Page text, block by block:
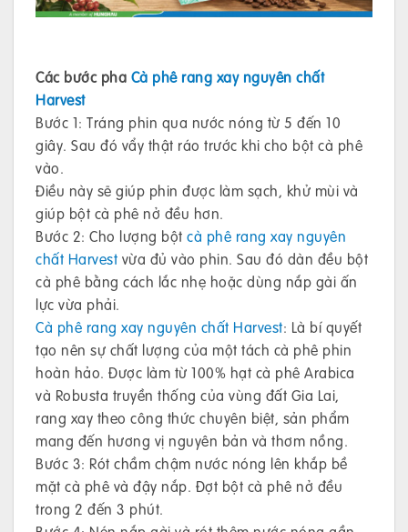
Các bước pha Cà phê rang xay nguyên chất
Harvest
Bước 1: Tráng phin qua nước nóng từ 5 đến 10
giây. Sau đó vẩy thật ráo trước khi cho bột cà phê
vào.
Điều này sẽ giúp phin được làm sạch, khử mùi và
giúp bột cà phê nở đều hơn.
Bước 2: Cho lượng bột cà phê rang xay nguyên
chất Harvest vừa đủ vào phin. Sau đó dàn đều bột
cà phê bằng cách lắc nhẹ hoặc dùng nắp gài ấn
lực vừa phải.
Cà phê rang xay nguyên chất Harvest: Là bí quyết
tạo nên sự chất lượng của một tách cà phê phin
hoàn hảo. Được làm từ 100% hạt cà phê Arabica
và Robusta truyền thống của vùng đất Gia Lai,
rang xay theo công thức chuyên biệt, sản phẩm
mang đến hương vị nguyên bản và thơm nồng.
Bước 3: Rót chầm chậm nước nóng lên khắp bề
mặt cà phê và đậy nắp. Đợt bột cà phê nở đều
trong 2 đến 3 phút.